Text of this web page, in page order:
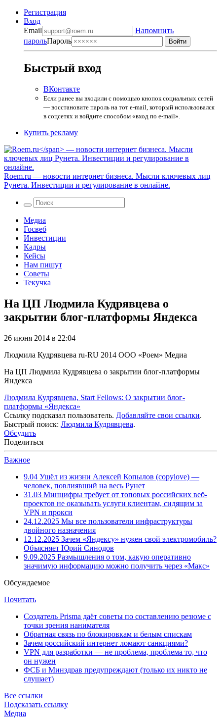
Регистрация
Вход
Email
Напомнить
парольПароль
Быстрый вход
ВКонтакте
Если ранее вы входили с помощью кнопок социальных сетей
— восстановите пароль на тот e-mail, который использовался
в соцсетях и войдите способом «вход по e-mail».
Купить рекламу
Roem.ru — новости интернет бизнеса. Мысли ключевых лиц
Рунета. Инвестиции и регулирование в онлайне.
Медиа
Госвеб
Инвестиции
Кадры
Кейсы
Нам пишут
Советы
Текучка
На ЦП Людмила Кудрявцева о
закрытии блог-платформы Яндекса
26 июня 2014 в 22:04
Людмила Кудрявцева ru-RU 2014 ООО «Роем» Медиа
На ЦП Людмила Кудрявцева о закрытии блог-платформы
Яндекса
Людмила Кудрявцева, Start Fellows: О закрытии блог-
платформы «Яндекса»
Ссылку подсказал пользователь. Добавляйте свои ссылки.
Быстрый поиск: Людмила Кудрявцева.
Обсудить
Поделиться
Важное
9.04 Ушёл из жизни Алексей Копылов (copylove) —
человек, повлиявший на весь Рунет
31.03 Минцифры требует от топовых российских веб-
проектов не оказывать услуги клиентам, сидящим за
VPN и прокси
24.12.2025 Мы все пользователи инфраструктуры
двойного назначения
12.12.2025 Зачем «Яндексу» нужен свой электромобиль?
Объясняет Юрий Синодов
9.09.2025 Размышления о том, какую оперативно
значимую информацию можно получить через «Макс»
Обсуждаемое
Почитать
Создатель Prisma даёт советы по составлению резюме с
точки зрения нанимателя
Обратная связь по блокировкам и белым спискам
Зачем российский интернет ломают санкциями?
VPN для разработки — не проблема, проблема то, что
он нужен
ФСБ и Минздрав предупреждают (только их никто не
слушает)
Все ссылки
Подсказать ссылку
Медиа